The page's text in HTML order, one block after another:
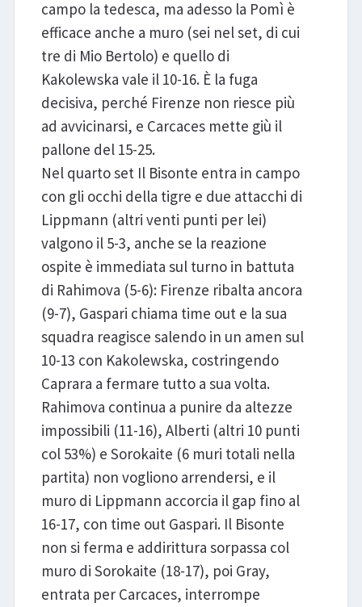
campo la tedesca, ma adesso la Pomì è
efficace anche a muro (sei nel set, di cui
tre di Mio Bertolo) e quello di
Kakolewska vale il 10-16. È la fuga
decisiva, perché Firenze non riesce più
ad avvicinarsi, e Carcaces mette giù il
pallone del 15-25.
Nel quarto set Il Bisonte entra in campo
con gli occhi della tigre e due attacchi di
Lippmann (altri venti punti per lei)
valgono il 5-3, anche se la reazione
ospite è immediata sul turno in battuta
di Rahimova (5-6): Firenze ribalta ancora
(9-7), Gaspari chiama time out e la sua
squadra reagisce salendo in un amen sul
10-13 con Kakolewska, costringendo
Caprara a fermare tutto a sua volta.
Rahimova continua a punire da altezze
impossibili (11-16), Alberti (altri 10 punti
col 53%) e Sorokaite (6 muri totali nella
partita) non vogliono arrendersi, e il
muro di Lippmann accorcia il gap fino al
16-17, con time out Gaspari. Il Bisonte
non si ferma e addirittura sorpassa col
muro di Sorokaite (18-17), poi Gray,
entrata per Carcaces, interrompe